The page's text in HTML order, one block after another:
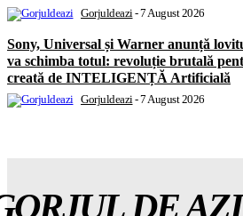
Gorjuldeazi -7 August 2026
Sony, Universal și Warner anunță
va schimba totul: revoluție brutală
creată de INTELIGENȚĂ Artificială
Gorjuldeazi -7 August 2026
DE AZI